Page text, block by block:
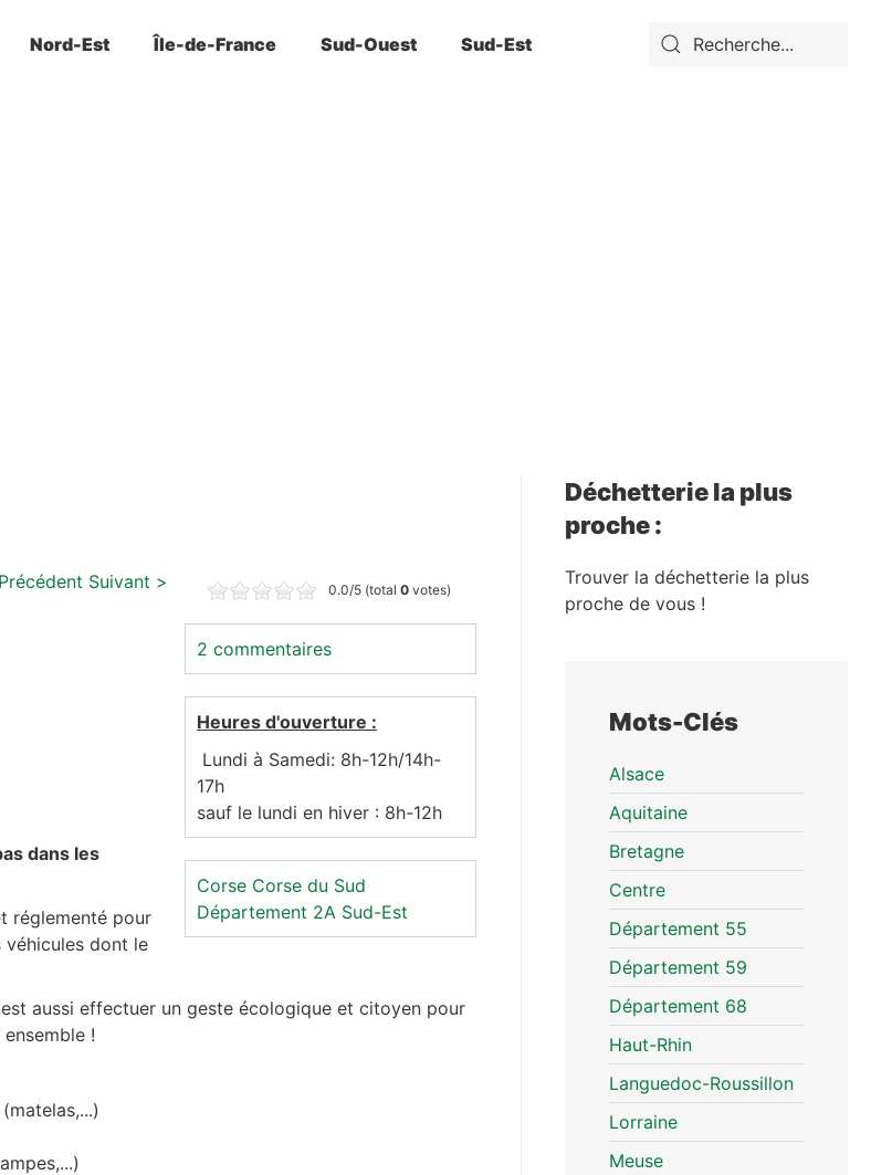
Nord-Est Île-de-France Sud-Ouest Sud-Est
0.0/5 (total 0 votes)
2 commentaires
Heures d'ouverture :
Lundi à Samedi: 8h-12h/14h-
17h
sauf le lundi en hiver : 8h-12h
Corse Corse du Sud
Département 2A Sud-Est
Suivant >
dans les
réglementé pour
véhicules dont le
aussi effectuer un geste écologique et citoyen pour
!
Déchetterie la plus
proche :
Trouver la déchetterie la plus
proche de vous !
Mots-Clés
Alsace
Aquitaine
Bretagne
Centre
Département 55
Département 59
Département 68
Haut-Rhin
Languedoc-Roussillon
Lorraine
Meuse